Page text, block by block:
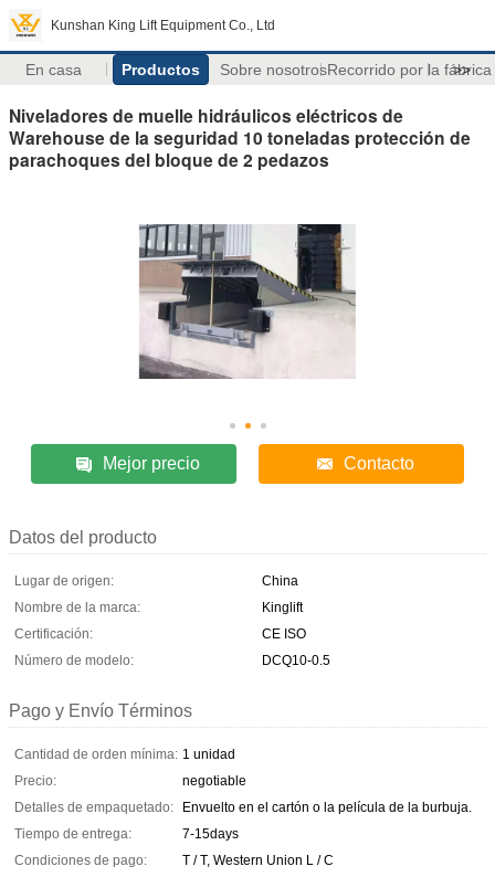
Kunshan King Lift Equipment Co., Ltd
En casa Productos Sobre nosotrosRecorrido por la fábrica
>>
Niveladores de muelle hidráulicos eléctricos de
Warehouse de la seguridad 10 toneladas protección de
parachoques del bloque de 2 pedazos
Mejor precio Contacto
Datos del producto
Lugar de origen:
China
Nombre de la marca:
Kinglift
Certificación:
CE ISO
Número de modelo:
DCQ10-0.5
Pago y Envío Términos
Cantidad de orden mínima: 1 unidad
Precio:
negotiable
Detalles de empaquetado:
Envuelto en el cartón o la película de la burbuja.
Tiempo de entrega:
7-15days
Condiciones de pago:
T / T, Western Union L / C